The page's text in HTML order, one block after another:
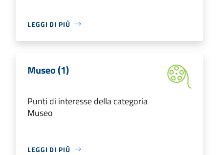
LEGGI DI PIÙ
Museo (1)
Punti di interesse della categoria
Museo
LEGGI DI PIÙ